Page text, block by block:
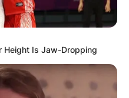
Height Is Jaw-Dropping